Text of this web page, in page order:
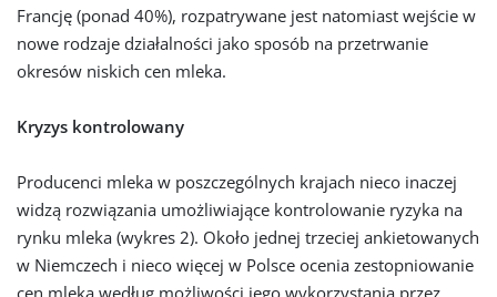
Francję (ponad 40%), rozpatrywane jest natomiast wejście w
nowe rodzaje działalności jako sposób na przetrwanie
okresów niskich cen mleka.
Kryzys kontrolowany
Producenci mleka w poszczególnych krajach nieco inaczej
widzą rozwiązania umożliwiające kontrolowanie ryzyka na
rynku mleka (wykres 2). Około jednej trzeciej ankietowanych
w Niemczech i nieco więcej w Polsce ocenia zestopniowanie
cen mleka według możliwości jego wykorzystania przez